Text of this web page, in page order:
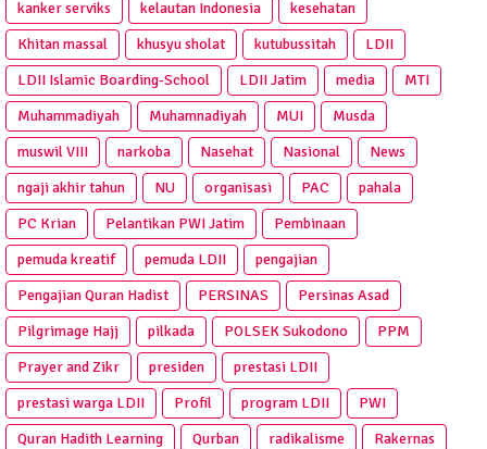
kanker serviks
kelautan Indonesia
kesehatan
Khitan massal
khusyu sholat kutubussitah
LDII
LDII Islamic Boarding-School
LDII Jatim media
MTI
Muhammadiyah
Muhamnadiyah MUI
Musda
muswil VIII
narkoba Nasehat Nasional
News
ngaji akhir tahun
NU organisasi PAC
pahala
PC Krian
Pelantikan PWI Jatim
Pembinaan
pemuda kreatif
pemuda LDII
pengajian
Pengajian Quran Hadist
PERSINAS
Persinas Asad
Pilgrimage Hajj
pilkada POLSEK Sukodono
PPM
Prayer and Zikr
presiden
prestasi LDII
prestasi warga LDII
Profil program LDII
PWI
Quran Hadith Learning
Qurban radikalisme
Rakernas